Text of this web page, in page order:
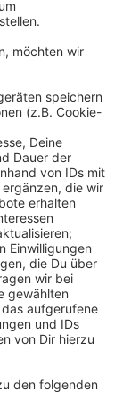
Firmen
haben.
gegen
Gegenüber
dass
werde
Das
hatte